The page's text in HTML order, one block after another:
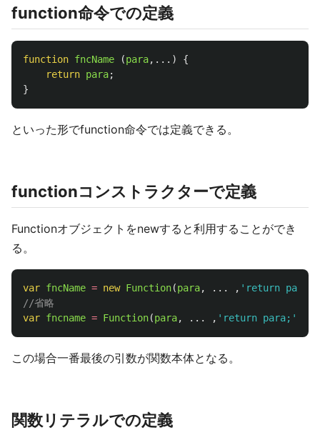
function命令での定義
function fncName (para,...)
{
return para;
}
といった形でfunction命令では定義できる。
functionコンストラクターで定義
Functionオブジェクトをnewすると利用することができ
る。
var fncName = new Function(para, ... , ' return para;
//省略
var fncname = Function(para, ... , ' return para; '
この場合一番最後の引数が関数本体となる。
関数リテラルでの定義